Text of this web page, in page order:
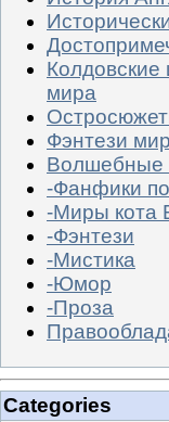
Колдовские
мира
Фэнтези
Волшебные
-Фанфики
-Миры кота
-Фэнтези
-Мистика
-Юмор
-Проза
Categories